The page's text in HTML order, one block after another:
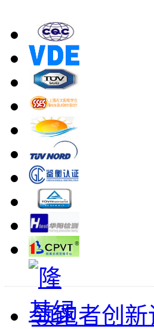
领跑者创新